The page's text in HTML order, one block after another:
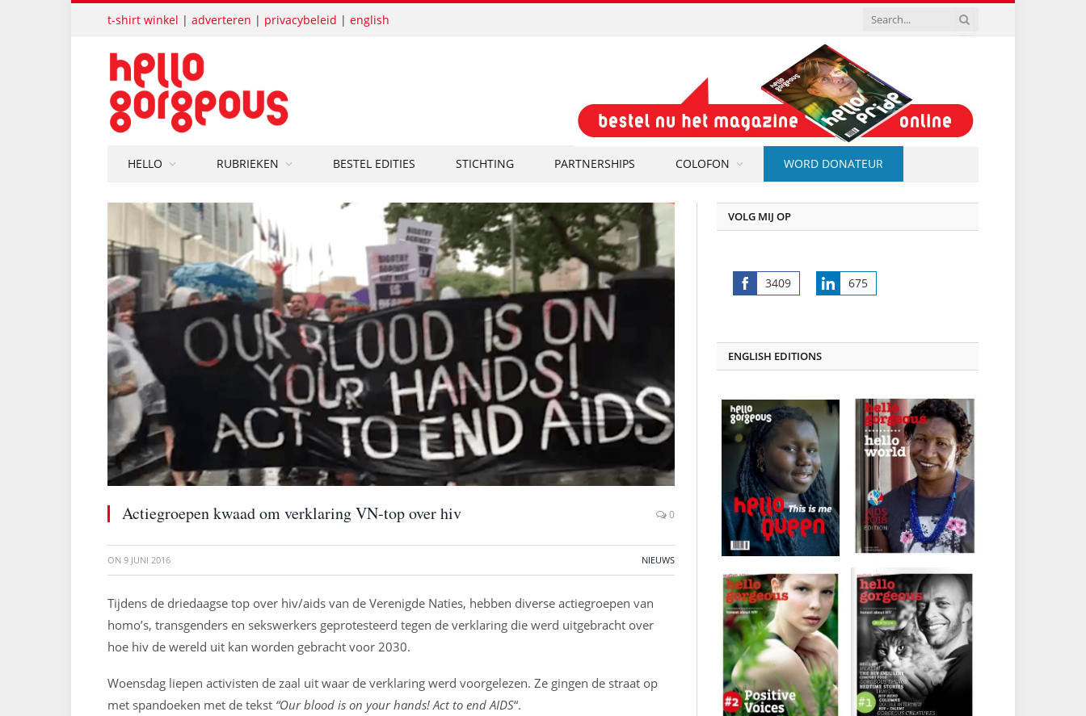
t-shirt winkel | adverteren | privacybeleid | english
HELLO RUBRIEKEN BESTEL EDITIES STICHTING PARTNERSHIPS COLOFON WORD DONATEUR
Actiegroepen kwaad om verklaring VN-top over hiv 0
ON 9 JUNI 2016 NIEUWS
Tijdens de driedaagse top over hiv/aids van de Verenigde Naties, hebben diverse actiegroepen van
homo’s, transgenders en sekswerkers geprotesteerd tegen de verklaring die werd uitgebracht over
hoe hiv de wereld uit kan worden gebracht voor 2030.
Woensdag liepen activisten de zaal uit waar de verklaring werd voorgelezen. Ze gingen de straat op
met spandoeken met de tekst “Our blood is on your hands! Act to end AIDS“.
VOLG MIJ OP
3409
Share
675
Share
ENGLISH EDITIONS